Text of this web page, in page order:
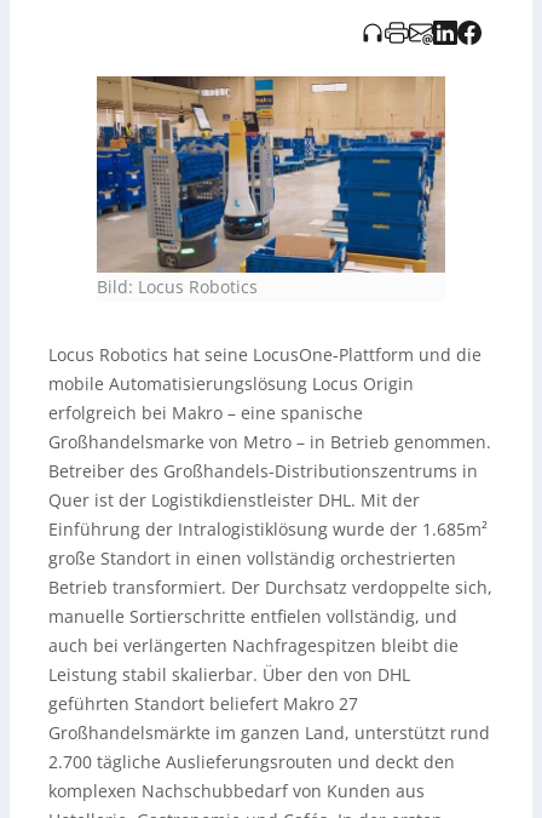
Nachschubbedarf von HoReCa-Kunden abgedeckt. In
eingeplant, davon 95 dauerhaft im Einsatz; 28 weitere
können saisonal flexibel über ein Robot-as-a-Service-
Modell ergänzt werden.
Bild: Locus Robotics
Locus Robotics hat seine LocusOne-Plattform und die
mobile Automatisierungslösung Locus Origin
erfolgreich bei Makro – eine spanische
Großhandelsmarke von Metro – in Betrieb genommen.
Betreiber des Großhandels-Distributionszentrums in
Quer ist der Logistikdienstleister DHL. Mit der
Einführung der Intralogistiklösung wurde der 1.685m²
große Standort in einen vollständig orchestrierten
Betrieb transformiert. Der Durchsatz verdoppelte sich,
manuelle Sortierschritte entfielen vollständig, und
auch bei verlängerten Nachfragespitzen bleibt die
Leistung stabil skalierbar. Über den von DHL
geführten Standort beliefert Makro 27
Großhandelsmärkte im ganzen Land, unterstützt rund
2.700 tägliche Auslieferungsrouten und deckt den
komplexen Nachschubbedarf von Kunden aus